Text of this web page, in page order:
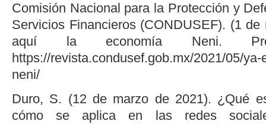
Comisión Nacional para la Protección y
Servicios Financieros (CONDUSEF). (1
aquí la economía Neni.
https://revista.condusef.gob.mx/2021/05/
neni/
Duro, S. (12 de marzo de 2021). ¿Qué
cómo se aplica en las redes